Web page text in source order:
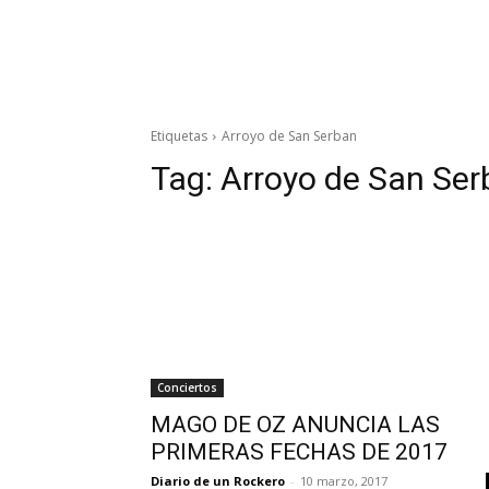
Etiquetas Arroyo de San Serban
Tag: Arroyo de San
Conciertos
MAGO DE OZ ANUNCIA LAS
PRIMERAS FECHAS DE 2017
Diario de un Rockero - 10 marzo, 2017